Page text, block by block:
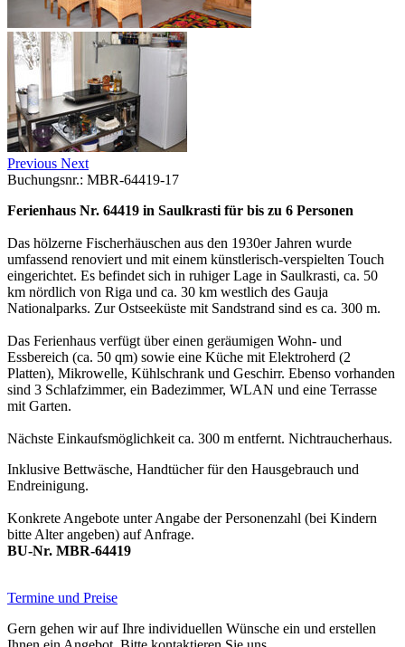
Previous Next
Buchungsnr.: MBR-64419-17
Ferienhaus Nr. 64419 in Saulkrasti für bis zu 6 Personen
Das hölzerne Fischerhäuschen aus den 1930er Jahren wurde
umfassend renoviert und mit einem künstlerisch-verspielten Touch
eingerichtet. Es befindet sich in ruhiger Lage in Saulkrasti, ca. 50
km nördlich von Riga und ca. 30 km westlich des Gauja
Nationalparks. Zur Ostseeküste mit Sandstrand sind es ca. 300 m.
Das Ferienhaus verfügt über einen geräumigen Wohn- und
Essbereich (ca. 50 qm) sowie eine Küche mit Elektroherd (2
Platten), Mikrowelle, Kühlschrank und Geschirr. Ebenso vorhanden
sind 3 Schlafzimmer, ein Badezimmer, WLAN und eine Terrasse
mit Garten.
Nächste Einkaufsmöglichkeit ca. 300 m entfernt. Nichtraucherhaus.
Inklusive Bettwäsche, Handtücher für den Hausgebrauch und
Endreinigung.
Konkrete Angebote unter Angabe der Personenzahl (bei Kindern
bitte Alter angeben) auf Anfrage.
BU-Nr. MBR-64419
Termine und Preise
Gern gehen wir auf Ihre individuellen Wünsche ein und erstellen